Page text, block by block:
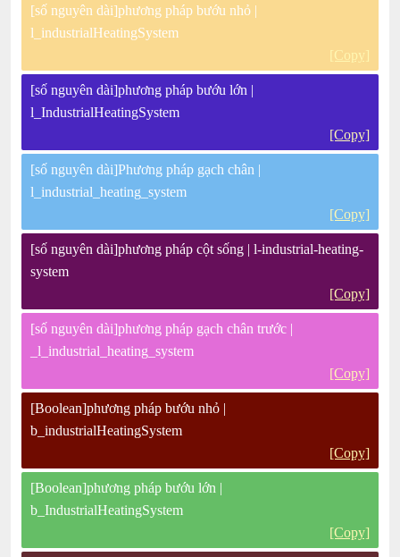
[số nguyên dài]phương pháp bướu nhỏ |
l_industrialHeatingSystem
[Copy]
[số nguyên dài]phương pháp bướu lớn |
l_IndustrialHeatingSystem
[Copy]
[số nguyên dài]Phương pháp gạch chân |
l_industrial_heating_system
[Copy]
[số nguyên dài]phương pháp cột sống | l-industrial-heating-
system
[Copy]
[số nguyên dài]phương pháp gạch chân trước |
_l_industrial_heating_system
[Copy]
[Boolean]phương pháp bướu nhỏ |
b_industrialHeatingSystem
[Copy]
[Boolean]phương pháp bướu lớn |
b_IndustrialHeatingSystem
[Copy]